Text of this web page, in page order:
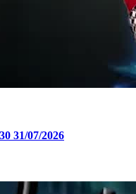
31/07/2026